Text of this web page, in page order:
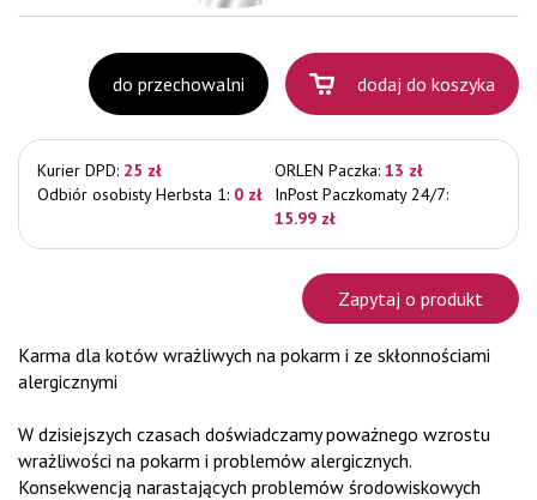
do przechowalni dodaj do koszyka
Kurier DPD: 25 zł ORLEN Paczka: 13 zł
Odbiór osobisty Herbsta 1: 0 zł
InPost Paczkomaty 24/7:
15.99 zł
Zapytaj o produkt
Karma dla kotów wrażliwych na pokarm i ze skłonnościami
alergicznymi
W dzisiejszych czasach doświadczamy poważnego wzrostu
wrażliwości na pokarm i problemów alergicznych.
Konsekwencją narastających problemów środowiskowych